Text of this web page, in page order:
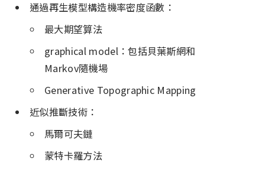
通過再生模型構造機率密度函數：
最大期望算法
graphical model：包括貝葉斯網和
Markov隨機場
Generative Topographic Mapping
近似推斷技術：
馬爾可夫鏈
蒙特卡羅方法